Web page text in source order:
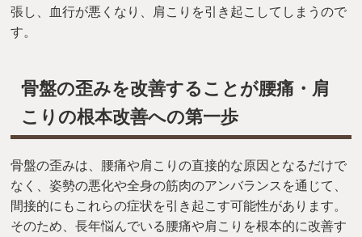
張し、血行が悪くなり、肩こりを引き起こしてしまうので
す。
骨盤の歪みを改善することが腰痛・肩
こりの根本改善への第一歩
骨盤の歪みは、腰痛や肩こりの直接的な原因となるだけで
なく、姿勢の悪化や全身の筋肉のアンバランスを通じて、
間接的にもこれらの症状を引き起こす可能性があります。
そのため、長年悩んでいる腰痛や肩こりを根本的に改善す